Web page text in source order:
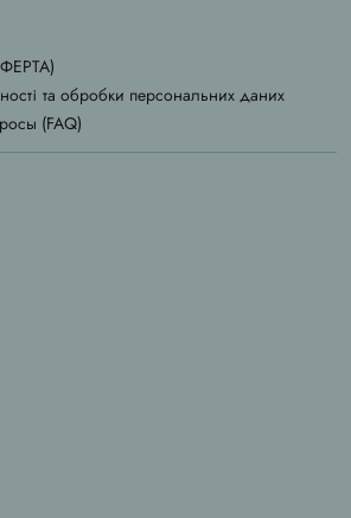
та обробки персональних даних
(FAQ)